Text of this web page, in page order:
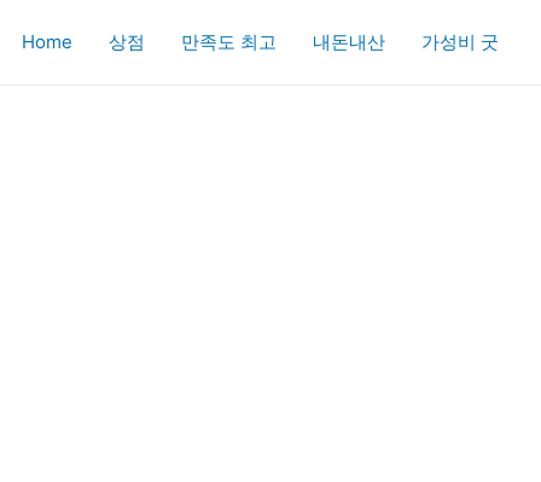
Home 상점 만족도 최고 내돈내산 가성비 굿